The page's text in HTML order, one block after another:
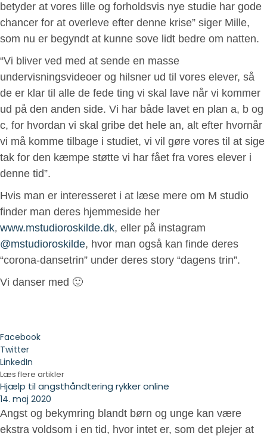
betyder at vores lille og forholdsvis nye studie har gode
chancer for at overleve efter denne krise” siger Mille,
som nu er begyndt at kunne sove lidt bedre om natten.
“Vi bliver ved med at sende en masse
undervisningsvideoer og hilsner ud til vores elever, så
de er klar til alle de fede ting vi skal lave når vi kommer
ud på den anden side. Vi har både lavet en plan a, b og
c, for hvordan vi skal gribe det hele an, alt efter hvornår
vi må komme tilbage i studiet, vi vil gøre vores til at sige
tak for den kæmpe støtte vi har fået fra vores elever i
denne tid”.
Hvis man er interesseret i at læse mere om M studio
finder man deres hjemmeside her
www.mstudioroskilde.dk, eller på instagram
@mstudioroskilde, hvor man også kan finde deres
“corona-dansetrin” under deres story “dagens trin”.
Vi danser med 🙂
Facebook
Twitter
LinkedIn
Læs flere artikler
Hjælp til angsthåndtering rykker online
14. maj 2020
Angst og bekymring blandt børn og unge kan være
ekstra voldsom i en tid, hvor intet er, som det plejer at